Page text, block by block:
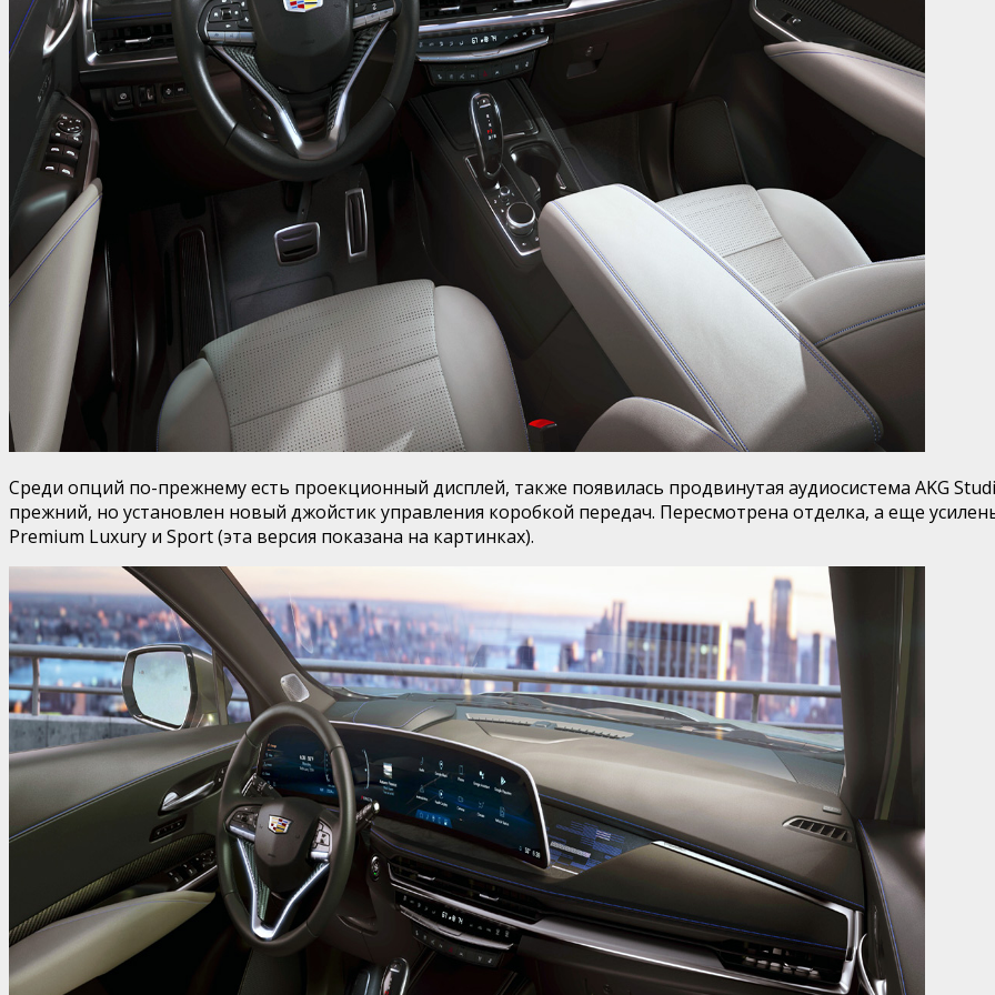
Среди опций по-прежнему есть проекционный дисплей, также появилась продвинутая аудиосистема AKG
прежний, но установлен новый джойстик управления коробкой передач. Пересмотрена отделка, а еще
Premium Luxury и Sport (эта версия показана на картинках).